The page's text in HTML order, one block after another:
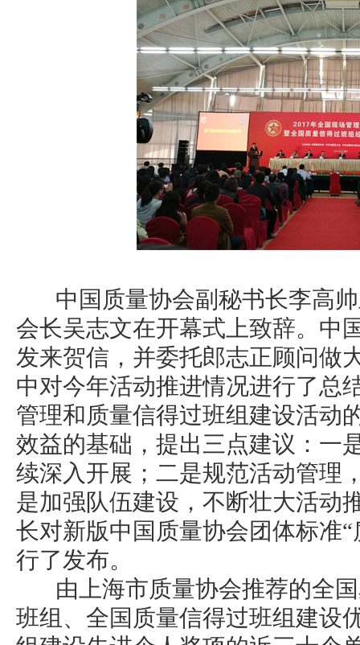
中国质量协会副秘书长李高帅
会长吴志文在开幕式上致辞。中
发来贺信，并委托郎志正顾问做
中对今年活动推进情况进行了总
管理和质量信得过班组建设活动
效益的基础，提出三点建议：一
续深入开展；二是规范活动管理
是加强队伍建设，不断壮大活动
长对新版中国质量协会团体标准
行了发布。
由上海市质量协会推荐的全国
班组、全国质量信得过班组建设